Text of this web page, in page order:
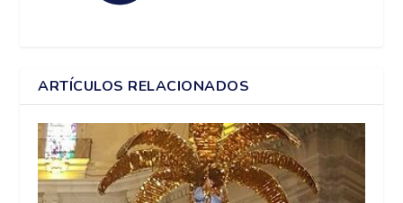
ARTÍCULOS RELACIONADOS